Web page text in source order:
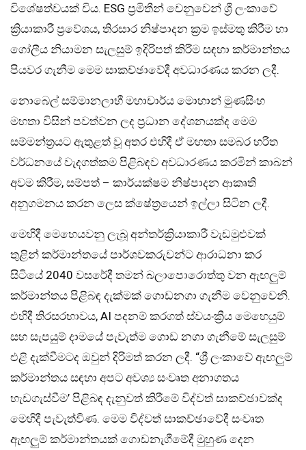
විශේෂත්වයක් විය. ESG ප්‍රමිතීන් වෙනුවෙන් ශ්‍රී ලංකාවේ
ක්‍රියාකාරී ප්‍රවේශය, තිරසාර නිෂ්පාදන ක්‍රම ඉස්මතු කිරීම හා
ගෝලීය නියාමන සැලසුම් ඉදිරිපත් කිරීම සඳහා කර්මාන්තය
පියවර ගැනීම මෙම සාකච්ඡාවේදී අවධාරණය කරන ලදී.
නොබෙල් සම්මානලාභී මහාචාර්ය මොහාන් මුණසිංහ
මහතා විසින් පවත්වන ලද ප්‍රධාන දේශනයක්ද මෙම
සම්මන්ත්‍රයට ඇතුළත් වූ අතර එහිදී ඒ මහතා සමබර හරිත
වර්ධනයේ වැදගත්කම පිළිබඳව අවධාරණය කරමින් කාබන්
අවම කිරීම, සම්පත් – කාර්යක්ෂම නිෂ්පාදන ආකෘති
අනුගමනය කරන ලෙස ක්ෂේත්‍රයෙන් ඉල්ලා සිටින ලදී.
මෙහිදී මෙහෙයවනු ලැබූ අන්තර්ක්‍රියාකාරී වැඩමුළුවක්
තුළින් කර්මාන්තයේ පාර්ශවකරුවන්ට ආරාධනා කර
සිටියේ 2040 වසරේදී තමන් බලාපොරොත්තු වන ඇඟලුම්
කර්මාන්තය පිළිබඳ දැක්මක් ගොඩනගා ගැනීම වෙනුවෙනි.
එහිදී තිරසරභාවය, AI පදනම් කරගත් ස්වයංක්‍රීය මෙහෙයුම්
සහ සැපයුම් දාමයේ පැවැත්ම ගොඩ නගා ගැනීමේ සැලසුම්
එළි දැක්වීමටද ඔවුන් දිරිමත් කරන ලදී. “ශ්‍රී ලංකාවේ ඇඟලුම්
කර්මාන්තය සඳහා අපට අවශ්‍ය සංවෘත අනාගතය
හැඩගැස්වීම’ පිළිබඳ දැනුවත් කිරීමේ විද්වත් සාකච්ඡාවක්ද
මෙහිදී පැවැත්විණ. මෙම විද්වත් සාකච්ඡාවේදී සංවෘත
ඇඟලුම් කර්මාන්තයක් ගොඩනැගීමේදී මුහුණ දෙන